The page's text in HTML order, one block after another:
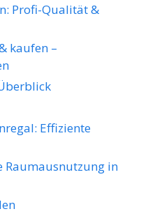
Profi-Qualität &
kaufen –
Effiziente
Raumausnutzung in